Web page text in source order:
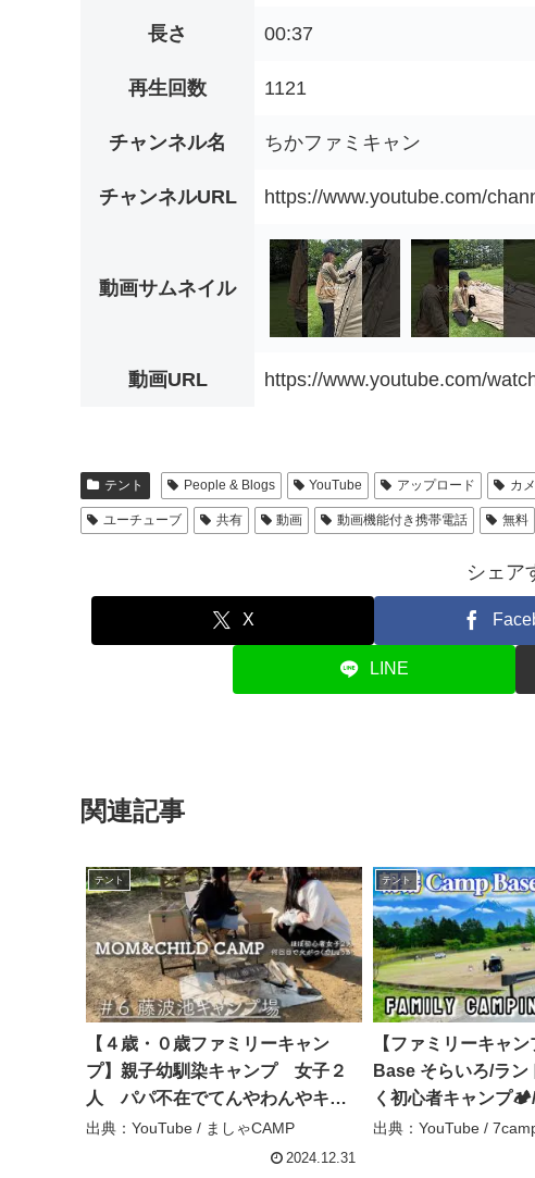
長さ 00:37
再生回数 1121
チャンネル名 ちかファミキャン
チャンネルURL https://www.youtube.com/
動画サムネイル
動画URL https://www.youtube.com/
テント People & Blogs YouTube アップロード カ
ユーチューブ 共有 動画 動画機能付き携帯電話 無料
シェア
X
LINE
関連記事
テント
【４歳・０歳ファミリーキャン
プ】親子幼馴染キャンプ 女子２
人 パパ不在でてんやわんやキャ
ンプ – ましゃCAMP
出典：YouTube / ましゃCAMP
2024.12.31
テント
【ファミリーキャ
Base そらいろ/ラン
く初心者キャンプ
7camp
出典：YouTube /